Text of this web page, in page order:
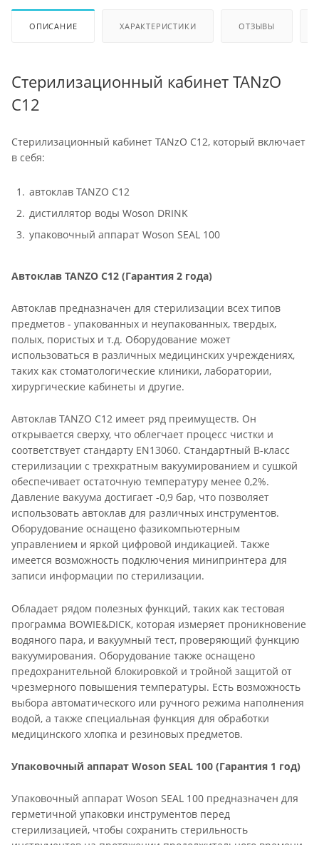
ОПИСАНИЕ ХАРАКТЕРИСТИКИ ОТЗЫВЫ
Стерилизационный кабинет TANzO
C12
Стерилизационный кабинет TANzO C12, который включает
в себя:
автоклав TANZO C12
дистиллятор воды Woson DRINK
упаковочный аппарат Woson SEAL 100
Автоклав TANZO C12 (Гарантия 2 года)
Автоклав предназначен для стерилизации всех типов
предметов - упакованных и неупакованных, твердых,
полых, пористых и т.д. Оборудование может
использоваться в различных медицинских учреждениях,
таких как стоматологические клиники, лаборатории,
хирургические кабинеты и другие.
Автоклав TANZO C12 имеет ряд преимуществ. Он
открывается сверху, что облегчает процесс чистки и
соответствует стандарту EN13060. Стандартный В-класс
стерилизации с трехкратным вакуумированием и сушкой
обеспечивает остаточную температуру менее 0,2%.
Давление вакуума достигает -0,9 бар, что позволяет
использовать автоклав для различных инструментов.
Оборудование оснащено фазикомпьютерным
управлением и яркой цифровой индикацией. Также
имеется возможность подключения минипринтера для
записи информации по стерилизации.
Обладает рядом полезных функций, таких как тестовая
программа BOWIE&DICK, которая измеряет проникновение
водяного пара, и вакуумный тест, проверяющий функцию
вакуумирования. Оборудование также оснащено
предохранительной блокировкой и тройной защитой от
чрезмерного повышения температуры. Есть возможность
выбора автоматического или ручного режима наполнения
водой, а также специальная функция для обработки
медицинского хлопка и резиновых предметов.
Упаковочный аппарат Woson SEAL 100 (Гарантия 1 год)
Упаковочный аппарат Woson SEAL 100 предназначен для
герметичной упаковки инструментов перед
стерилизацией, чтобы сохранить стерильность